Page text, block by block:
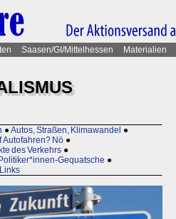
Saasen/GI/Mittelhessen Materialien
●Autos, Straßen, Klimawandel ●
Autofahren? Nö ●
des Verkehrs ●
Politiker*innen-Gequatsche ●